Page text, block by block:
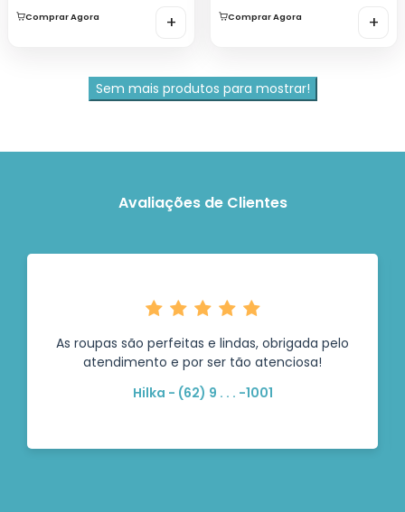
Comprar Agora + Comprar Agora +
Sem mais produtos para mostrar!
Avaliações de Clientes
As roupas são perfeitas e lindas, obrigada pelo
atendimento e por ser tão atenciosa!
Hilka - (62) 9 . . . -1001